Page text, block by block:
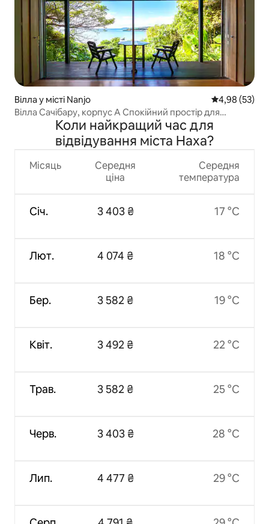
Вілла у місті Nanjo Середня
4,98 (53)
Вілла Сачібару, корпус А Спокійний простір для
відпочинку Кафе з видом на море [Hamabe no Chaya] зіКоли найкращий час для
відвідування міста Наха?
Місяць
Січ.
Лют.
Бер.
Квіт.
Трав.
Черв.
Лип.
Середня
ціна
3 403 ₴
4 074 ₴
3 582 ₴
3 492 ₴
3 582 ₴
3 403 ₴
4 477 ₴
Середня
температура
17 °C
18 °C
19 °C
22 °C
25 °C
28 °C
29 °C